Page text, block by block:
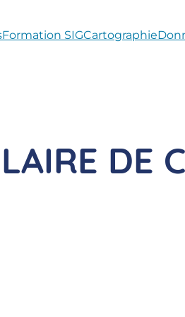
Formation SIGCartographie
DE